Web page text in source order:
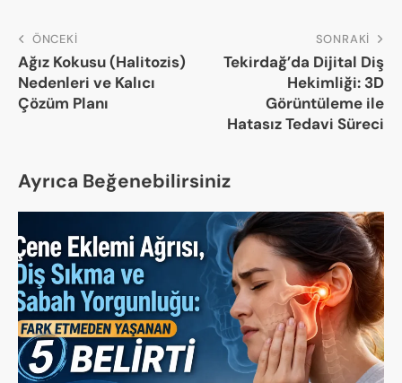
ÖNCEKI
Ağız Kokusu (Halitozis)
Nedenleri ve Kalıcı
Çözüm Planı
SONRAKI
Tekirdağ’da Dijital Diş
Hekimliği: 3D
Görüntüleme ile
Hatasız Tedavi Süreci
Ayrıca Beğenebilirsiniz